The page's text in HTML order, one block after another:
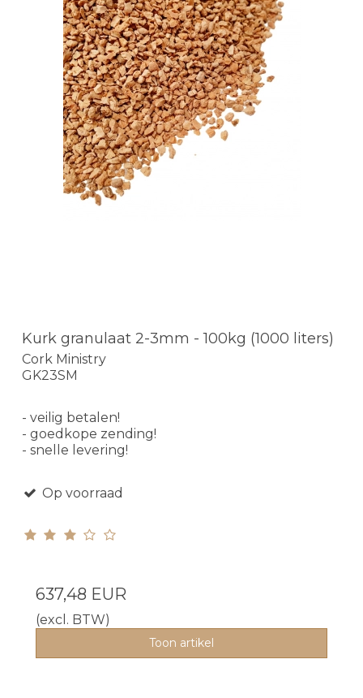
Kurk granulaat 2-3mm - 100kg (1000 liters)
Cork Ministry
GK23SM
- veilig betalen!
- goedkope zending!
- snelle levering!
Op voorraad
637,48 EUR
(excl. BTW)
Toon artikel